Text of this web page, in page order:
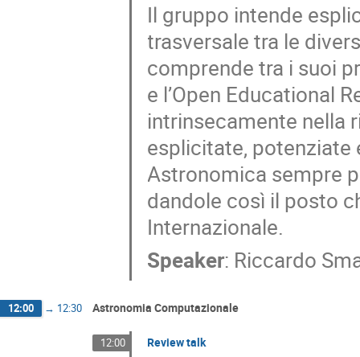
Il gruppo intende
trasversale tra le
comprende tra i suoi
e l’Open Educational
intrinsecamente nella
esplicitate, potenziate
Astronomica sempre
dandole così il posto
Internazionale.
Speaker: Riccardo
12:00 → 12:30 Astronomia Computazionale
12:00 Review talk